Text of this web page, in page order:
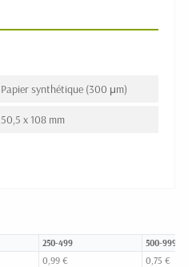
Papier synthétique (300 μm)
50,5 x 108 mm
250-499 500-999
0,99 € 0,75 €